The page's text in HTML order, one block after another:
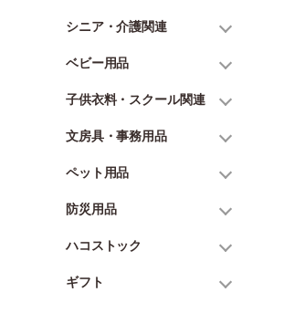
シニア・介護関連
ベビー用品
子供衣料・スクール関連
文房具・事務用品
ペット用品
防災用品
ハコストック
ギフト